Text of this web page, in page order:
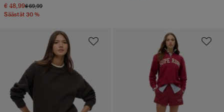
€ 48,99Hinta alennettu hinnasta
€ 69,99hintaan
Säästät 30 %